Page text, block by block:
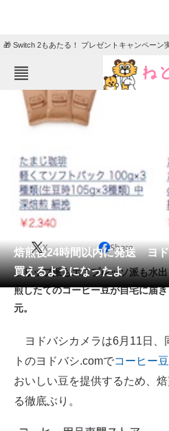
🎁 Switch 2もあたる！ プレゼントキャンペーン
ねとらぼメニュー
グルメ
住まい
動物
会員記事
メディア
ITの今と未来を見通す
スマホと通信の最新トレンド
進化するPCとデバイスの未来
好きが集まる 比べて選べる
焙煎後24時間以内に発送 ヨ
買えるようになったよ
X Share
ドリップ派もエスプレッソ派も水
煎したてのコーヒー豆が自宅に届
元。
ヨドバシカメラは6月11日、
トのヨドバシ.comでコーヒー
おいしい豆を提供するため、
る徹底ぶり。